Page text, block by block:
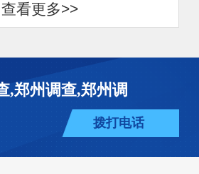
查看更多>>
,郑州调查,郑州调
拨打电话